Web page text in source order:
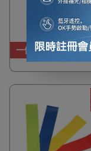
一件免運費